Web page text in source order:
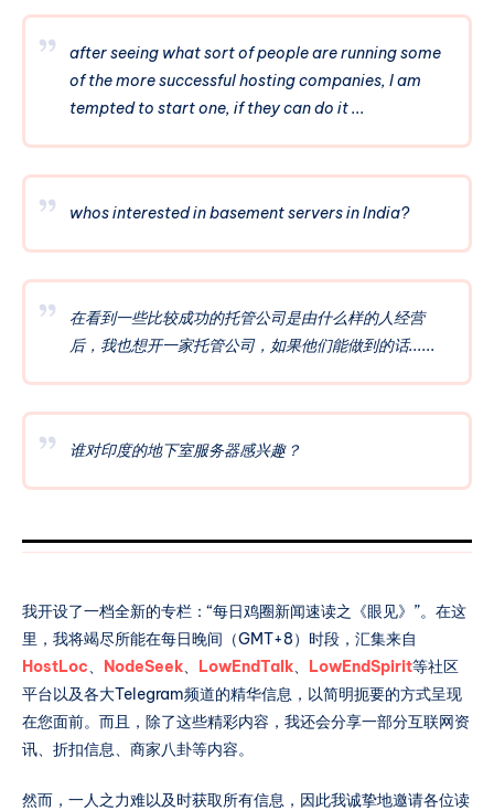
after seeing what sort of people are running some
of the more successful hosting companies, I am
tempted to start one, if they can do it ...
whos interested in basement servers in India?
在看到一些比较成功的托管公司是由什么样的人经营
后，我也想开一家托管公司，如果他们能做到的话......
谁对印度的地下室服务器感兴趣？
我开设了一档全新的专栏：“每日鸡圈新闻速读之《眼见》”。在这
里，我将竭尽所能在每日晚间（GMT+8）时段，汇集来自
HostLoc、 NodeSeek、 LowEndTalk、 LowEndSpirit等社区
平台以及各大Telegram频道的精华信息，以简明扼要的方式呈现
在您面前。而且，除了这些精彩内容，我还会分享一部分互联网资
讯、折扣信息、商家八卦等内容。
然而，一人之力难以及时获取所有信息，因此我诚挚地邀请各位读